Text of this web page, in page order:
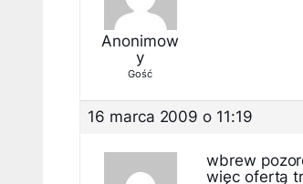
Anonimow
y
Gość
16 marca 2009 o 11:19
wbrew
więc ofertą